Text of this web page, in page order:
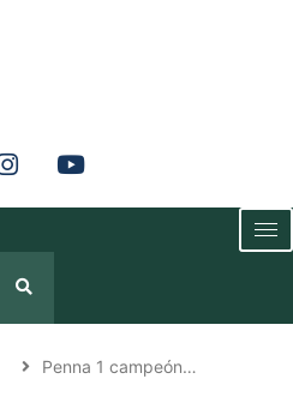
Penna 1 campeón…